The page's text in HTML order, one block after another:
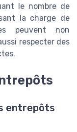
le nombre de
la charge de
peuvent non
respecter des
entrepôts